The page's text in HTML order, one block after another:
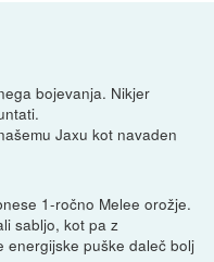
bojevanja. Nikjer
Jaxu kot navaden
1-ročno Melee orožje.
sabljo, kot pa z
energijske puške daleč bolj